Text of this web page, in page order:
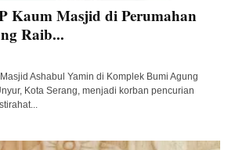
Kaum Masjid di Perumahan
Raib...
Ashabul Yamin di Komplek Bumi Agung
Kota Serang, menjadi korban pencurian